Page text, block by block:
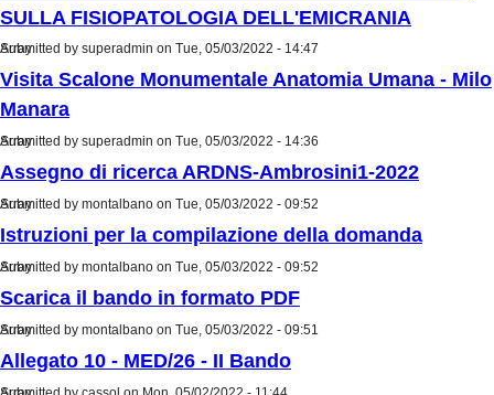
SULLA FISIOPATOLOGIA DELL'EMICRANIA
Submitted by superadmin on Tue, 05/03/2022 - 14:47
Array
Visita Scalone Monumentale Anatomia Umana - Milo
Manara
Submitted by superadmin on Tue, 05/03/2022 - 14:36
Array
Assegno di ricerca ARDNS-Ambrosini1-2022
Submitted by montalbano on Tue, 05/03/2022 - 09:52
Array
Istruzioni per la compilazione della domanda
Submitted by montalbano on Tue, 05/03/2022 - 09:52
Array
Scarica il bando in formato PDF
Submitted by montalbano on Tue, 05/03/2022 - 09:51
Array
Allegato 10 - MED/26 - II Bando